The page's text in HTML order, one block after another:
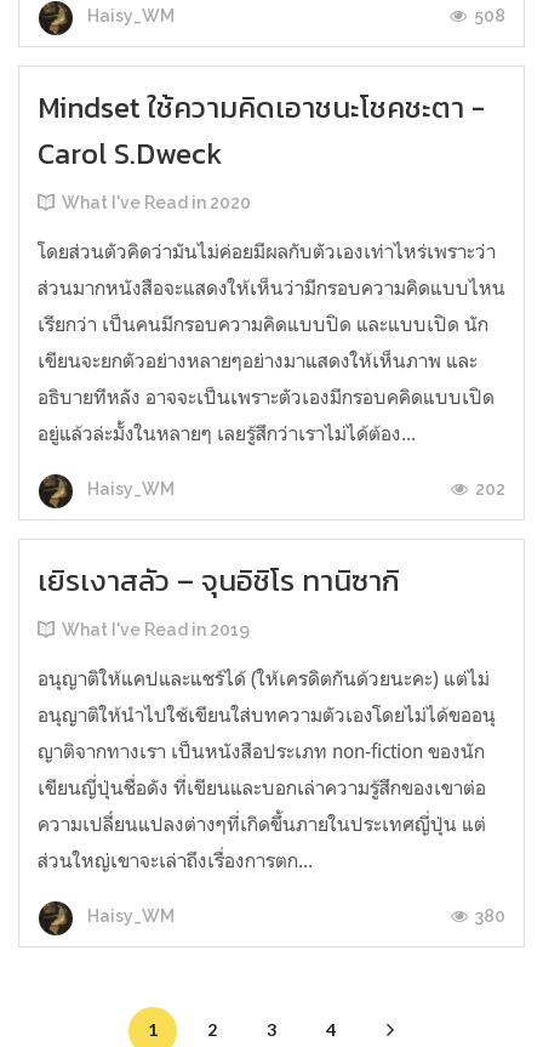
Haisy_WM 508
Mindset ใช้ความคิดเอาชนะโชคชะตา -
Carol S.Dweck
What I've Read in 2020
โดยส่วนตัวคิดว่ามันไม่ค่อยมีผลกับตัวเองเท่าไหร่เพราะว่า
ส่วนมากหนังสือจะแสดงให้เห็นว่ามีกรอบความคิดแบบไหน
เรียกว่า เป็นคนมีกรอบความคิดแบบปิด และแบบเปิด นัก
เขียนจะยกตัวอย่างหลายๆอย่างมาแสดงให้เห็นภาพ และ
อธิบายทีหลัง อาจจะเป็นเพราะตัวเองมีกรอบคคิดแบบเปิด
อยู่แล้วล่ะมั้งในหลายๆ เลยรู้สึกว่าเราไม่ได้ต้อง...
Haisy_WM 202
เยิรเงาสลัว – จุนอิชิโร ทานิซากิ
What I've Read in 2019
อนุญาติให้แคปและแชร์ได้ (ให้เครดิตกันด้วยนะคะ) แต่ไม่
อนุญาติให้นำไปใช้เขียนใส่บทความตัวเองโดยไม่ได้ขออนุ
ญาติจากทางเรา เป็นหนังสือประเภท non-fiction ของนัก
เขียนญี่ปุ่นชื่อดัง ที่เขียนและบอกเล่าความรู้สึกของเขาต่อ
ความเปลี่่ยนแปลงต่างๆที่เกิดขึ้นภายในประเทศญี่ปุ่น แต่
ส่วนใหญ่เขาจะเล่าถึงเรื่องการตก...
Haisy_WM 380
1 2 3 4